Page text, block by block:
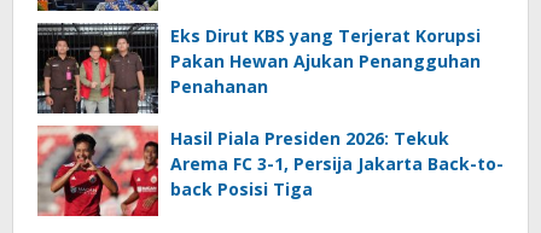
Eks Dirut KBS yang Terjerat Korupsi
Pakan Hewan Ajukan Penangguhan
Penahanan
Hasil Piala Presiden 2026: Tekuk
Arema FC 3-1, Persija Jakarta Back-to-
back Posisi Tiga